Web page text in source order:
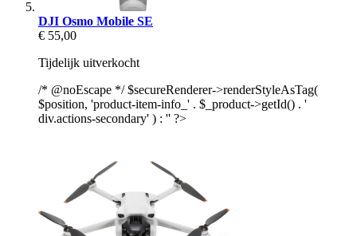
DJI Osmo Mobile SE
€ 55,00
Tijdelijk uitverkocht
/* @noEscape */ $secureRenderer->renderStyleAsTag(
$position, 'product-item-info_' . $_product->getId() . '
div.actions-secondary' ) : '' ?>